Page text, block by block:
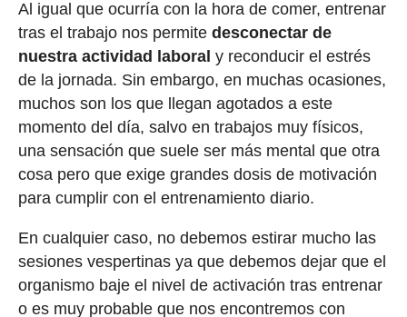
Al igual que ocurría con la hora de comer, entrenar
tras el trabajo nos permite desconectar de
nuestra actividad laboral y reconducir el estrés
de la jornada. Sin embargo, en muchas ocasiones,
muchos son los que llegan agotados a este
momento del día, salvo en trabajos muy físicos,
una sensación que suele ser más mental que otra
cosa pero que exige grandes dosis de motivación
para cumplir con el entrenamiento diario.
En cualquier caso, no debemos estirar mucho las
sesiones vespertinas ya que debemos dejar que el
organismo baje el nivel de activación tras entrenar
o es muy probable que nos encontremos con